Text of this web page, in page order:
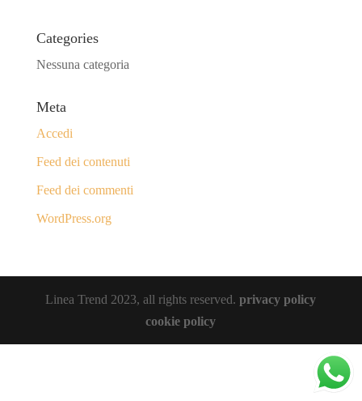
Categories
Nessuna categoria
Meta
Accedi
Feed dei contenuti
Feed dei commenti
WordPress.org
Linea Trend 2023, all rights reserved.privacy policy
cookie policy